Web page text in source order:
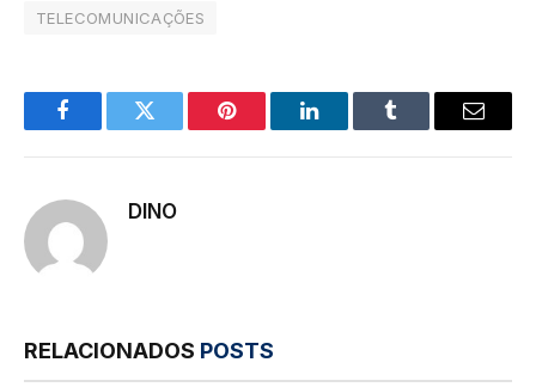
TELECOMUNICAÇÕES
FacebookTwitter Pinterest LinkedInTumblr
E-
DINO
RELACIONADOS POSTS